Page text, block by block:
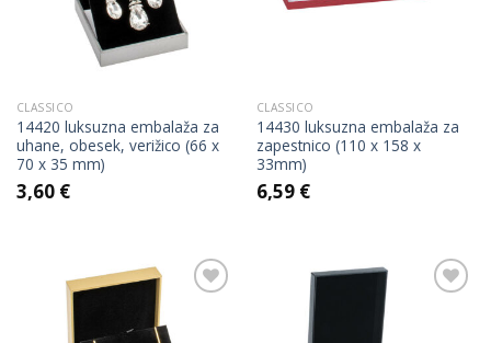
CLASSICO
14420 luksuzna embalaža za
uhane, obesek, verižico (66 x
70 x 35 mm)
3,60 €
CLASSICO
14430 luksuzna embalaža za
zapestnico (110 x 158 x
33mm)
6,59 €